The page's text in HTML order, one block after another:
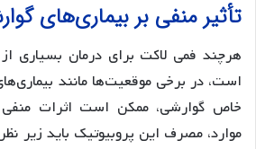
تأثیر منفی بر بیماری‌های
هرچند فمی لاکت برای درمان بسیاری
است، در برخی موقعیت‌ها مانند بیماری‌های
خاص گوارشی، ممکن است اثرات
موارد، مصرف این پروبیوتیک باید زیر